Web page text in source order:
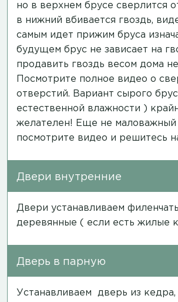
но в верхнем брусе сверлится
в нижний вбивается гвоздь,
самым идет прижим бруса
будущем брус не зависает на
продавить гвоздь весом дома
Посмотрите полное видео о
отверстий. Вариант сырого
естественной влажности )
желателен! Еще не маловажный
посмотрите видео и решитесь
Двери внутренние
Двери устанавливаем
деревянные ( если есть жилые
Дверь в парную
Устанавливаем дверь из